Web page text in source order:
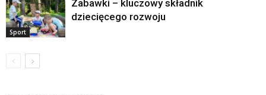
Sport
Zabawki – kluczowy składnik
dziecięcego rozwoju